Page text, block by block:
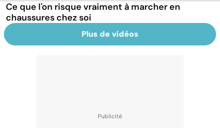
Ce que l'on risque vraiment à marcher en
chaussures chez soi
Plus de vidéos